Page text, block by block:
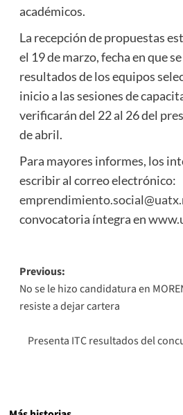
académicos.
La recepción de propuestas
el 19 de marzo, fecha en que
resultados de los equipos
inicio a las sesiones de
verificarán del 22 al 26 del
de abril.
Para mayores informes, los
escribir al correo electrónico:
convocatoria íntegra en
Post
navigation
Previous:
No se le hizo candidatura en
resiste a dejar cartera
Presenta ITC resultados del